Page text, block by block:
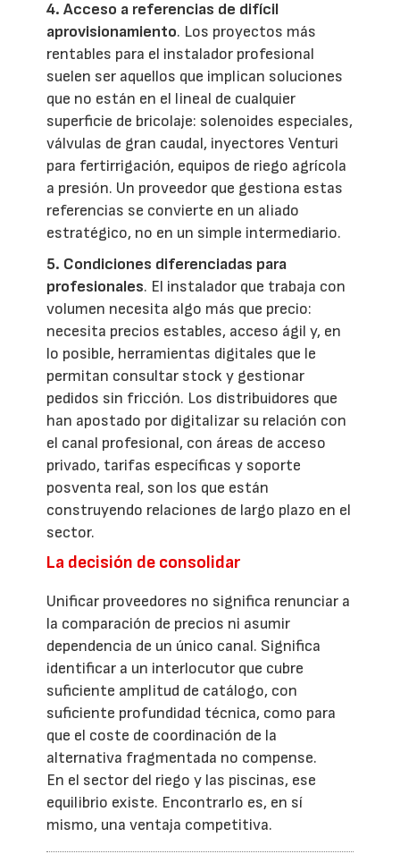
4. Acceso a referencias de difícil
aprovisionamiento. Los proyectos más
rentables para el instalador profesional
suelen ser aquellos que implican soluciones
que no están en el lineal de cualquier
superficie de bricolaje: solenoides especiales,
válvulas de gran caudal, inyectores Venturi
para fertirrigación, equipos de riego agrícola
a presión. Un proveedor que gestiona estas
referencias se convierte en un aliado
estratégico, no en un simple intermediario.
5. Condiciones diferenciadas para
profesionales. El instalador que trabaja con
volumen necesita algo más que precio:
necesita precios estables, acceso ágil y, en
lo posible, herramientas digitales que le
permitan consultar stock y gestionar
pedidos sin fricción. Los distribuidores que
han apostado por digitalizar su relación con
el canal profesional, con áreas de acceso
privado, tarifas específicas y soporte
posventa real, son los que están
construyendo relaciones de largo plazo en el
sector.
La decisión de consolidar
Unificar proveedores no significa renunciar a
la comparación de precios ni asumir
dependencia de un único canal. Significa
identificar a un interlocutor que cubre
suficiente amplitud de catálogo, con
suficiente profundidad técnica, como para
que el coste de coordinación de la
alternativa fragmentada no compense.
En el sector del riego y las piscinas, ese
equilibrio existe. Encontrarlo es, en sí
mismo, una ventaja competitiva.